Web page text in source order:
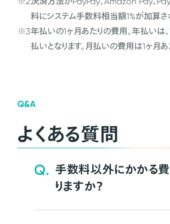
料にシステム手数料相当額1%が加算さ
※3年払いの1ヶ月あたりの費用。年払いは
払いとなります。月払いの費用は1ヶ月あ
Q&A
よくある質問
Q. 手数料以外にかかる
りますか？